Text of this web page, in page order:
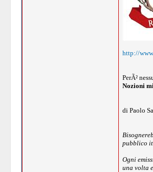
http://
PerÃ²
Nozioni
di Paolo
pubblico
Ogni
una volta